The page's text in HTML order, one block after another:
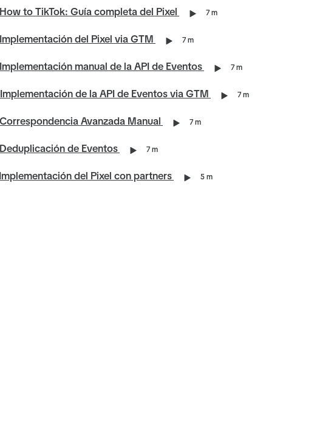
to TikTok: Guía completa del Pixel 7 m
del Pixel via GTM 7 m
manual de la API de Eventos 7 m
de la API de Eventos via GTM 7 m
Avanzada Manual 7 m
de Eventos 7 m
del Pixel con partners 5 m